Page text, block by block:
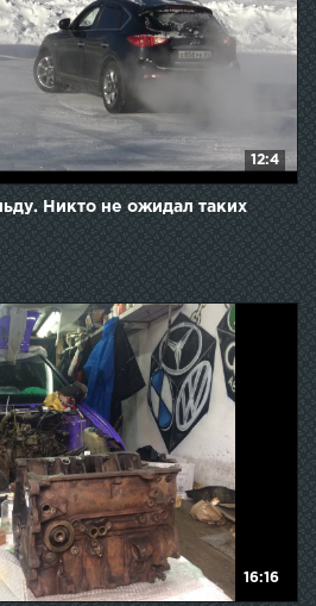
12:4
Никто не ожидал таких
16:16